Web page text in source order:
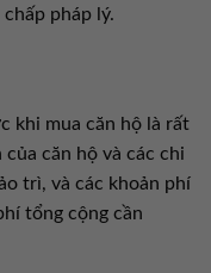
pháp lý.
khi mua căn hộ là rất
căn hộ và các chi
trì, và các khoản phí
tổng cộng cần